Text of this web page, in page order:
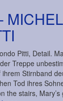
Pitti, Detail.
Treppe
Stirnband
Tod ihres
the stairs,